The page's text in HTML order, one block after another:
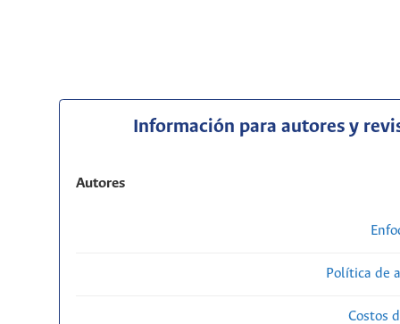
Información para autores y
Autores
Política de
Costos